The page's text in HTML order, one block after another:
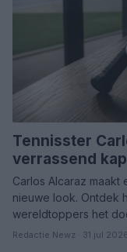
Tennisster
verrassend
Carlos Alcaraz
nieuwe look. Ontdek
wereldtoppers het
Redactie Newz · 31 jul